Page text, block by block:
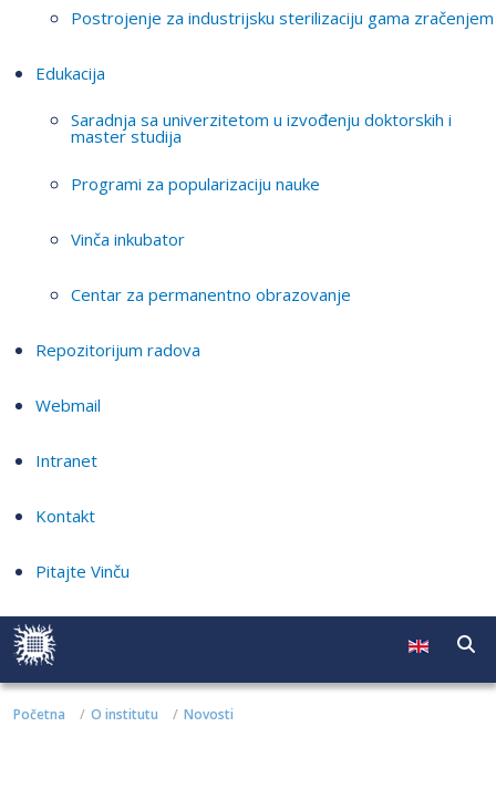
Postrojenje za industrijsku sterilizaciju gama zračenjem
Edukacija
Saradnja sa univerzitetom u izvođenju doktorskih i
master studija
Programi za popularizaciju nauke
Vinča inkubator
Centar za permanentno obrazovanje
Repozitorijum radova
Webmail
Intranet
Kontakt
Pitajte Vinču
Početna O institutu Novosti